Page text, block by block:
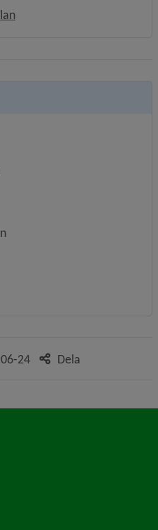
24 Dela
webbplats, öppnas i nytt